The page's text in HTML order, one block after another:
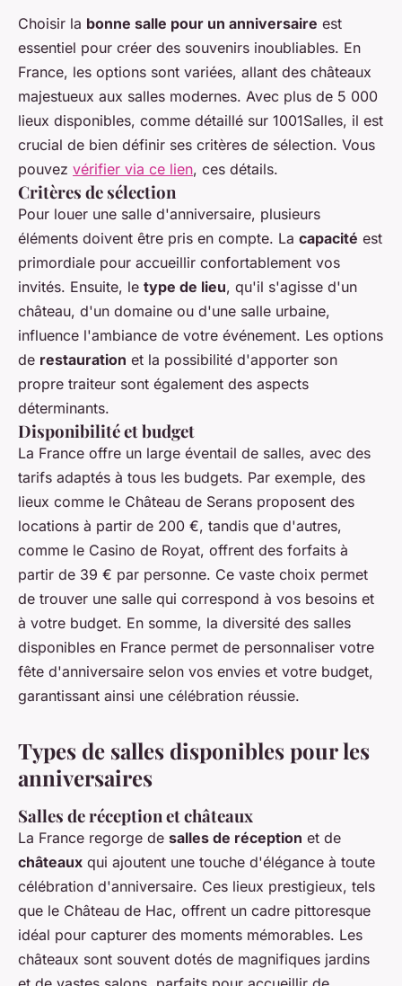
Choisir la bonne salle pour un anniversaire est
essentiel pour créer des souvenirs inoubliables. En
France, les options sont variées, allant des châteaux
majestueux aux salles modernes. Avec plus de 5 000
lieux disponibles, comme détaillé sur 1001Salles, il est
crucial de bien définir ses critères de sélection. Vous
pouvez vérifier via ce lien, ces détails.
Critères de sélection
Pour louer une salle d'anniversaire, plusieurs
éléments doivent être pris en compte. La capacité est
primordiale pour accueillir confortablement vos
invités. Ensuite, le type de lieu, qu'il s'agisse d'un
château, d'un domaine ou d'une salle urbaine,
influence l'ambiance de votre événement. Les options
de restauration et la possibilité d'apporter son
propre traiteur sont également des aspects
déterminants.
Disponibilité et budget
La France offre un large éventail de salles, avec des
tarifs adaptés à tous les budgets. Par exemple, des
lieux comme le Château de Serans proposent des
locations à partir de 200 €, tandis que d'autres,
comme le Casino de Royat, offrent des forfaits à
partir de 39 € par personne. Ce vaste choix permet
de trouver une salle qui correspond à vos besoins et
à votre budget. En somme, la diversité des salles
disponibles en France permet de personnaliser votre
fête d'anniversaire selon vos envies et votre budget,
garantissant ainsi une célébration réussie.
Types de salles disponibles pour les
anniversaires
Salles de réception et châteaux
La France regorge de salles de réception et de
châteaux qui ajoutent une touche d'élégance à toute
célébration d'anniversaire. Ces lieux prestigieux, tels
que le Château de Hac, offrent un cadre pittoresque
idéal pour capturer des moments mémorables. Les
châteaux sont souvent dotés de magnifiques jardins